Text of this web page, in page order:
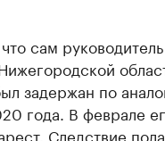
сам
задержан по
года. В феврале
Следствие